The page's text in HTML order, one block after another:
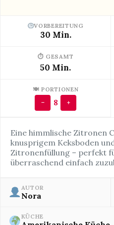
VORBEREITUNG
30 Min.
⏱ GESAMT
50 Min.
🍽 PORTIONEN
− 8 +
Eine himmlische Zitronen
knusprigem Keksboden
Zitronenfüllung – perfekt
überraschend einfach
AUTOR
Nora
KÜCHE